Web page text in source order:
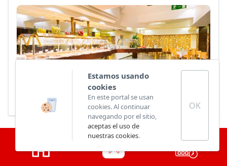
Boissons Restaurant
Estamos usando
cookies
En este portal se usan
cookies. Al continuar
navegando por el sitio,
aceptas el uso de
nuestras cookies.
OK